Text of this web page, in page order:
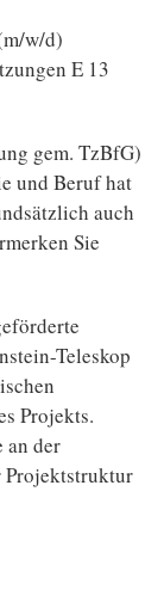
w/d)
E 13
gem. TzBfG)
und Beruf hat
auch
Sie
Teleskop
Projekts.
an der
Projektstruktur